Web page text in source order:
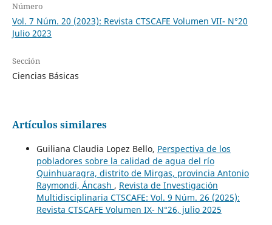
Número
Vol. 7 Núm. 20 (2023): Revista CTSCAFE Volumen VII- N°20
Julio 2023
Sección
Ciencias Básicas
Artículos similares
Guiliana Claudia Lopez Bello, Perspectiva de los
pobladores sobre la calidad de agua del río
Quinhuaragra, distrito de Mirgas, provincia Antonio
Raymondi, Áncash , Revista de Investigación
Multidisciplinaria CTSCAFE: Vol. 9 Núm. 26 (2025):
Revista CTSCAFE Volumen IX- N°26, julio 2025